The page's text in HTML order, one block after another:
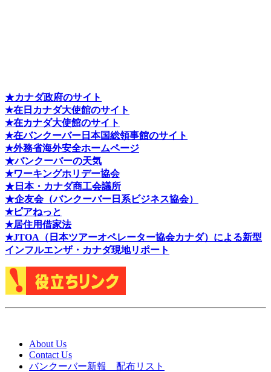
★カナダ政府のサイト
★在日カナダ大使館のサイト
★在カナダ大使館のサイト
★在バンクーバー日本国総領事館のサイト
★外務省海外安全ホームページ
★バンクーバーの天気
★ワーキングホリデー協会
★日本・カナダ商工会議所
★企友会（バンクーバー日系ビジネス協会）
★ピアねっと
★居住用借家法
★JTOA（日本ツアーオペレーター協会カナダ）による新型
インフルエンザ・カナダ現地リポート
About Us
Contact Us
バンクーバー新報 配布リスト